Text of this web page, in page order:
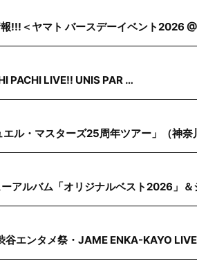
!!!＜ヤマト バースデーイベント2026
PACHI LIVE!! UNIS PAR …
ル・マスターズ25周年ツアー」（神
アルバム「オリジナルベスト2026」＆
谷エンタメ祭・JAME ENKA-KAYO